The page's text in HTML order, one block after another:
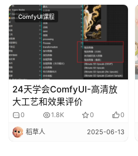
课
程
关
于
我
们
ComfyUI课程
24天学会ComfyUI-高清放
大工艺和效果评价
0 1.8K 0 0
稻草人 2025-06-13